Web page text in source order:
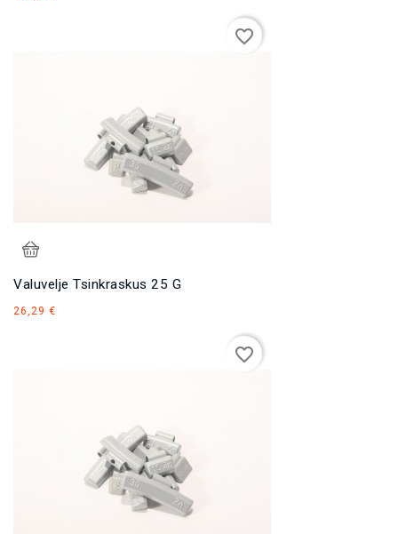
Valuvelje Tsinkraskus 25 G
26,29 €
favorite_border
favorite_border